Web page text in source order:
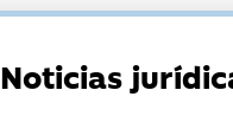
Noticias